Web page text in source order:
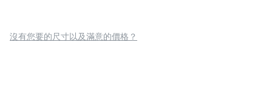
沒有您要的尺寸以及滿意的價格？